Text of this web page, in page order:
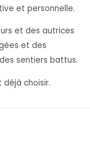
et personnelle.
et des autrices
et des
sentiers battus.
déjà choisir.